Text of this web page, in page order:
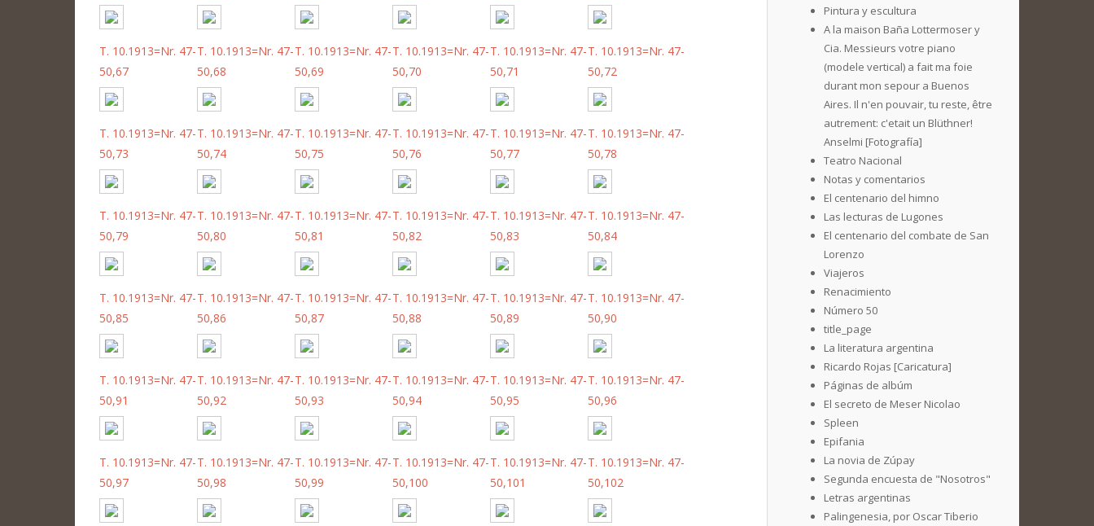
T. 10.1913=Nr. 47-
50,67
T. 10.1913=Nr. 47-
50,68
T. 10.1913=Nr. 47-
50,69
T. 10.1913=Nr. 47-
50,70
T. 10.1913=Nr. 47-
50,71
T. 10.1913=Nr. 47-
50,72
T. 10.1913=Nr. 47-
50,73
T. 10.1913=Nr. 47-
50,74
T. 10.1913=Nr. 47-
50,75
T. 10.1913=Nr. 47-
50,76
T. 10.1913=Nr. 47-
50,77
T. 10.1913=Nr. 47-
50,78
T. 10.1913=Nr. 47-
50,79
T. 10.1913=Nr. 47-
50,80
T. 10.1913=Nr. 47-
50,81
T. 10.1913=Nr. 47-
50,82
T. 10.1913=Nr. 47-
50,83
T. 10.1913=Nr. 47-
50,84
T. 10.1913=Nr. 47-
50,85
T. 10.1913=Nr. 47-
50,86
T. 10.1913=Nr. 47-
50,87
T. 10.1913=Nr. 47-
50,88
T. 10.1913=Nr. 47-
50,89
T. 10.1913=Nr. 47-
50,90
T. 10.1913=Nr. 47-
50,91
T. 10.1913=Nr. 47-
50,92
T. 10.1913=Nr. 47-
50,93
T. 10.1913=Nr. 47-
50,94
T. 10.1913=Nr. 47-
50,95
T. 10.1913=Nr. 47-
50,96
T. 10.1913=Nr. 47-
50,97
T. 10.1913=Nr. 47-
50,98
T. 10.1913=Nr. 47-
50,99
T. 10.1913=Nr. 47-
50,100
T. 10.1913=Nr. 47-
50,101
T. 10.1913=Nr. 47-
50,102
Pintura y escultura
A la maison Baña Lottermoser y
Cia. Messieurs votre piano
(modele vertical) a fait ma foie
durant mon sepour a Buenos
Aires. Il n'en pouvair, tu reste, être
autrement: c'etait un Blüthner!
Anselmi [Fotografía]
Teatro Nacional
Notas y comentarios
El centenario del himno
Las lecturas de Lugones
El centenario del combate de San
Lorenzo
Viajeros
Renacimiento
Número 50
title_page
La literatura argentina
Ricardo Rojas [Caricatura]
Páginas de albúm
El secreto de Meser Nicolao
Spleen
Epifania
La novia de Zúpay
Segunda encuesta de "Nosotros"
Letras argentinas
Palingenesia, por Oscar Tiberio